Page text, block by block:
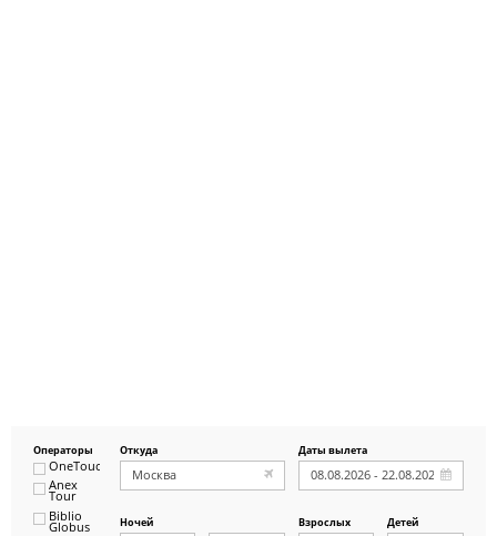
Операторы
OneTouch&Travel
Anex
Tour
Biblio
Globus
Откуда Даты вылета
Ночей Взрослых Детей